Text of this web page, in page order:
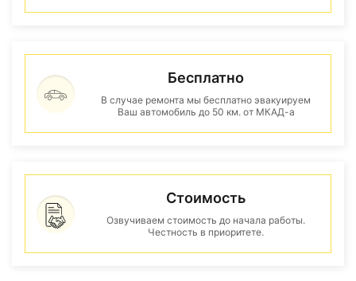
Бесплатно
В случае ремонта мы бесплатно эвакуируем
Ваш автомобиль до 50 км. от МКАД-а
Стоимость
Озвучиваем стоимость до начала работы.
Честность в приоритете.